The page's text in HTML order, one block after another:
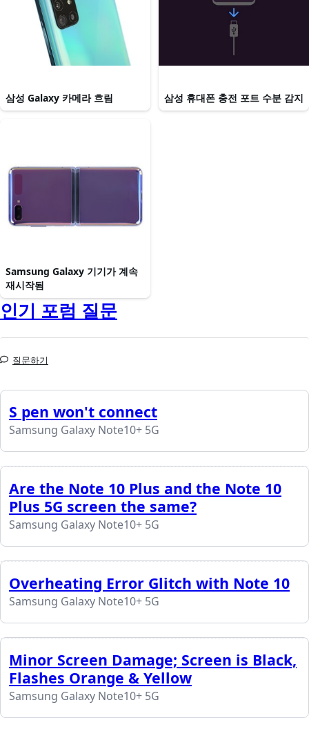
삼성 Galaxy 카메라 흐림 삼성 휴대폰 충전 포트 수분 감지
Samsung Galaxy 기기가 계속
재시작됨
인기 포럼 질문
질문하기
S pen won't connect
Samsung Galaxy Note10+ 5G
Are the Note 10 Plus and the Note 10
Plus 5G screen the same?
Samsung Galaxy Note10+ 5G
Overheating Error Glitch with Note 10
Samsung Galaxy Note10+ 5G
Minor Screen Damage; Screen is Black,
Flashes Orange & Yellow
Samsung Galaxy Note10+ 5G